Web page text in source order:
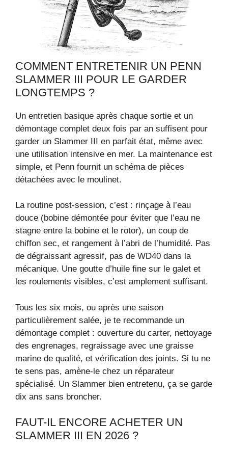
COMMENT ENTRETENIR UN PENN
SLAMMER III POUR LE GARDER
LONGTEMPS ?
Un entretien basique après chaque sortie et un
démontage complet deux fois par an suffisent pour
garder un Slammer III en parfait état, même avec
une utilisation intensive en mer. La maintenance est
simple, et Penn fournit un schéma de pièces
détachées avec le moulinet.
La routine post-session, c’est : rinçage à l’eau
douce (bobine démontée pour éviter que l’eau ne
stagne entre la bobine et le rotor), un coup de
chiffon sec, et rangement à l’abri de l’humidité. Pas
de dégraissant agressif, pas de WD40 dans la
mécanique. Une goutte d’huile fine sur le galet et
les roulements visibles, c’est amplement suffisant.
Tous les six mois, ou après une saison
particulièrement salée, je te recommande un
démontage complet : ouverture du carter, nettoyage
des engrenages, regraissage avec une graisse
marine de qualité, et vérification des joints. Si tu ne
te sens pas, amène-le chez un réparateur
spécialisé. Un Slammer bien entretenu, ça se garde
dix ans sans broncher.
FAUT-IL ENCORE ACHETER UN
SLAMMER III EN 2026 ?